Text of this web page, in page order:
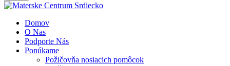
Domov
O Nas
Podporte Nás
Ponúkame
Požičovňa nosiacich pomôcok